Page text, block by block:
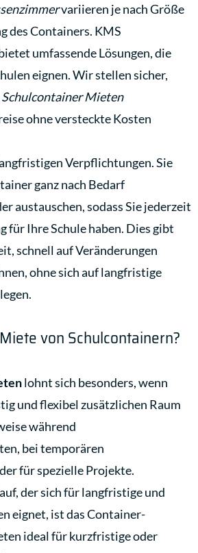
variieren je nach Größe
des Containers. KMS
umfassende Lösungen, die
eignen. Wir stellen sicher,
Schulcontainer Mieten
ohne versteckte Kosten
Verpflichtungen. Sie
ganz nach Bedarf
austauschen, sodass Sie jederzeit
für Ihre Schule haben. Dies gibt
schnell auf Veränderungen
ohne sich auf langfristige
von Schulcontainern?
lohnt sich besonders, wenn
und flexibel zusätzlichen Raum
während
bei temporären
für spezielle Projekte.
der sich für langfristige und
eignet, ist das Container-
ideal für kurzfristige oder